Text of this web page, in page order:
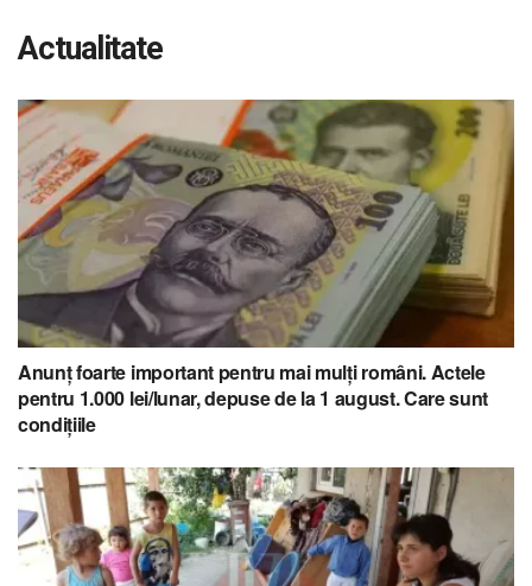
Actualitate
Anunț foarte important pentru mai mulți români. Actele
pentru 1.000 lei/lunar, depuse de la 1 august. Care sunt
condițiile